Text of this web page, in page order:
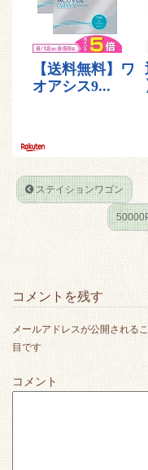
t
r
o
o
k
e
t
ステイションワゴン
コメントを残す
メールアドレスが公開される
目です
コメント